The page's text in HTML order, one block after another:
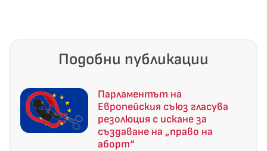
Подобни публикации
Парламентът на
Европейския съюз гласува
резолюция с искане за
създаване на „право на
аборт“